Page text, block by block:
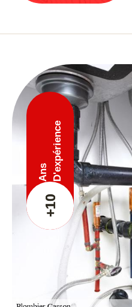
+10
Ans D'expérience